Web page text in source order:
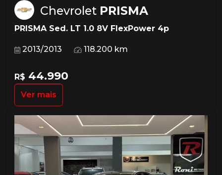
Chevrolet PRISMA
PRISMA Sed. LT 1.0 8V FlexPower 4p
2013/2013 118.200 km
R$ 44.990
Ver mais